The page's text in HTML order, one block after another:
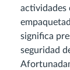
actividades
significa
seguridad